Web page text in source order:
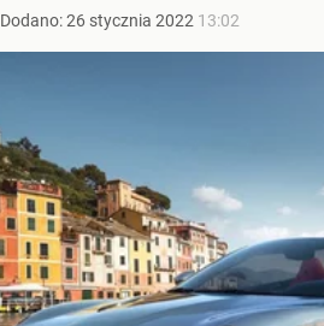
Dodano:26 stycznia 2022 13:02